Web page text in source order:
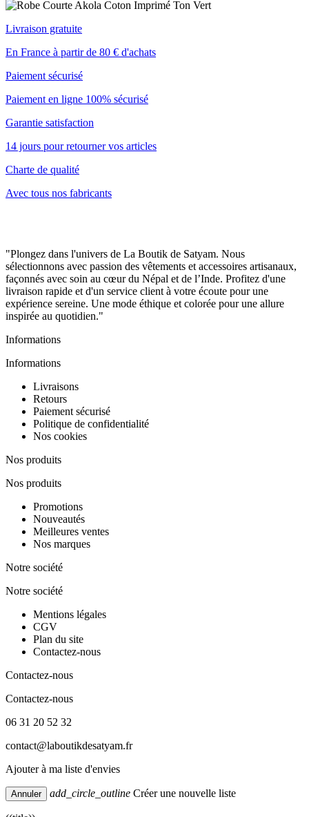
Livraison gratuite
En France à partir de 80 € d'achats
Paiement sécurisé
Paiement en ligne 100% sécurisé
Garantie satisfaction
14 jours pour retourner vos articles
Charte de qualité
Avec tous nos fabricants
"Plongez dans l'univers de La Boutik de Satyam. Nous
sélectionnons avec passion des vêtements et accessoires artisanaux,
façonnés avec soin au cœur du Népal et de l’Inde. Profitez d'une
livraison rapide et d'un service client à votre écoute pour une
expérience sereine. Une mode éthique et colorée pour une allure
inspirée au quotidien."
Informations
Informations
Livraisons
Retours
Paiement sécurisé
Politique de confidentialité
Nos cookies
Nos produits
Nos produits
Promotions
Nouveautés
Meilleures ventes
Nos marques
Notre société
Notre société
Mentions légales
CGV
Plan du site
Contactez-nous
Contactez-nous
Contactez-nous
06 31 20 52 32
contact@laboutikdesatyam.fr
Ajouter à ma liste d'envies
Annuler add_circle_outline Créer une nouvelle liste